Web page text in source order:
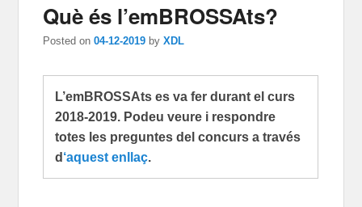
Què és l’emBROSSAts?
Posted on04-12-2019 byXDL
L’emBROSSAts es va fer durant el curs
2018-2019. Podeu veure i respondre
totes les preguntes del concurs a través
d ‘aquest enllaç.